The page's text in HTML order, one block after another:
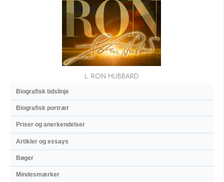
L. RON HUBBARD
Biografisk tidslinje
Biografisk portræt
Priser og anerkendelser
Artikler og essays
Bøger
Mindesmærker